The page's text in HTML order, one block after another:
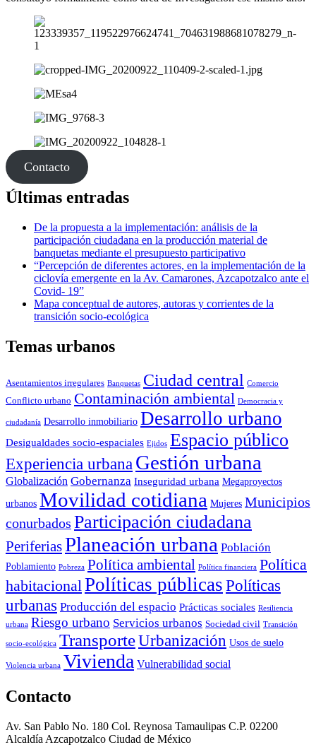
Contacto
Últimas entradas
De la propuesta a la implementación: análisis de la
participación ciudadana en la producción material de
banquetas mediante el presupuesto participativo
“Percepción de diferentes actores, en la implementación de la
ciclovía emergente en la Av. Camarones, Azcapotzalco ante el
Covid- 19”
Mapa conceptual de autores, autoras y corrientes de la
transición socio-ecológica
Temas urbanos
Asentamientos irregulares Banquetas Ciudad central Comercio
Conflicto urbano Contaminación ambiental Democracia y
ciudadanía Desarrollo inmobiliario Desarrollo urbano
Desigualdades socio-espaciales Ejidos Espacio público
Experiencia urbana Gestión urbana
Globalización Gobernanza Inseguridad urbana Megaproyectos
urbanos Movilidad cotidiana Mujeres Municipios
conurbados Participación ciudadana
PeriferiasPlaneación urbana Población
Poblamiento Pobreza Política ambiental Política financiera Política
habitacionalPolíticas públicasPolíticas
urbanas Producción del espacio Prácticas sociales Resiliencia
urbana Riesgo urbano Servicios urbanos Sociedad civil Transición
socio-ecológica TransporteUrbanización Usos de suelo
Violencia urbana Vivienda Vulnerabilidad social
Contacto
Av. San Pablo No. 180 Col. Reynosa Tamaulipas C.P. 02200
Alcaldía Azcapotzalco Ciudad de México